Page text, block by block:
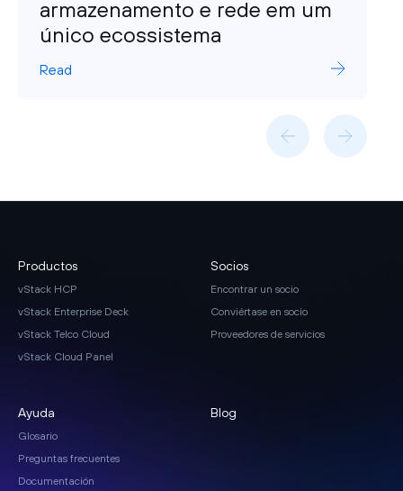
armazenamento e rede em um
único ecossistema
Read
Productos
vStack HCP
vStack Enterprise Deck
vStack Telco Cloud
vStack Cloud Panel
Socios
Encontrar un socio
Conviértase en socio
Proveedores de servicios
Ayuda
Glosario
Preguntas frecuentes
Documentación
Blog